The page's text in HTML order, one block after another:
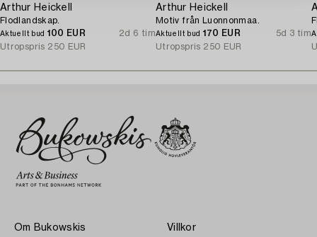
Arthur Heickell
Flodlandskap.
Aktuellt bud 100 EUR
2d 6 tim
Utropspris 250 EUR
Arthur Heickell
Motiv från Luonnonmaa.
Aktuellt bud 170 EUR
5d 3 tim
Utropspris 250 EUR
Om Bukowskis Villkor